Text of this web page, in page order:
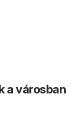
a városban